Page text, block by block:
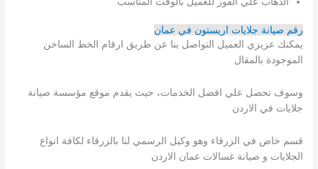
رقم صيانة جلايات اريستون في عمان
يمكنك عزيزي العميل التواصل بنا عن طريق ارقام الخط الساخن
الموجودة بالمقال
وسوف تحصل علي افضل الخدمات، حيث يقدم موقع مؤسسة صيانة
جلايات في الاردن
قسم خاص في الزرقاء وهو وكيل الرسمي لنا بالزرقاء لكافة انواع
الجلايات و صيانة غسالات عمان الاردن